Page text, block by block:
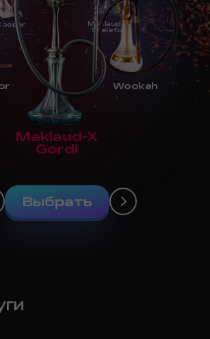
Maklaud-X
Gordi
Wookah
Maklaud-X
Skeleton
Выбрать